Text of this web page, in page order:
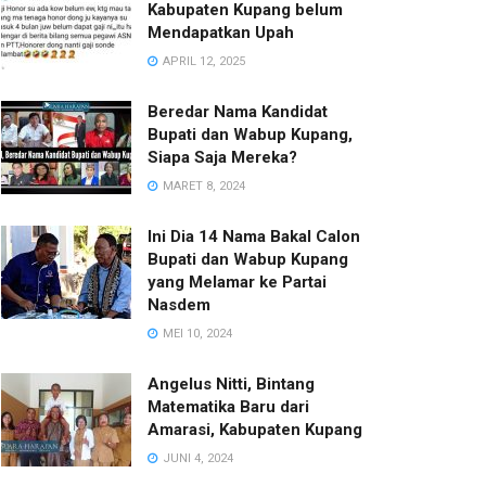
Kabupaten Kupang belum
Mendapatkan Upah
APRIL 12, 2025
Beredar Nama Kandidat
Bupati dan Wabup Kupang,
Siapa Saja Mereka?
MARET 8, 2024
Ini Dia 14 Nama Bakal Calon
Bupati dan Wabup Kupang
yang Melamar ke Partai
Nasdem
MEI 10, 2024
Angelus Nitti, Bintang
Matematika Baru dari
Amarasi, Kabupaten Kupang
JUNI 4, 2024